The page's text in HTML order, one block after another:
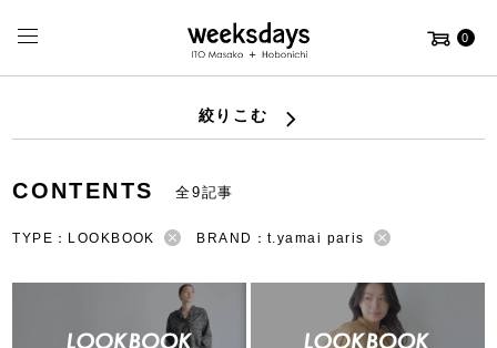
0
絞りこむ
CONTENTS 全9記事
TYPE：LOOKBOOK BRAND：t.yamai paris